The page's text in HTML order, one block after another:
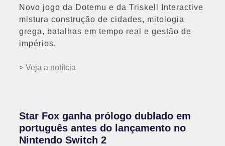
Novo jogo da Dotemu e da Triskell Interactive
mistura construção de cidades, mitologia
grega, batalhas em tempo real e gestão de
impérios.
> Veja a notítcia
Star Fox ganha prólogo dublado em
português antes do lançamento no
Nintendo Switch 2